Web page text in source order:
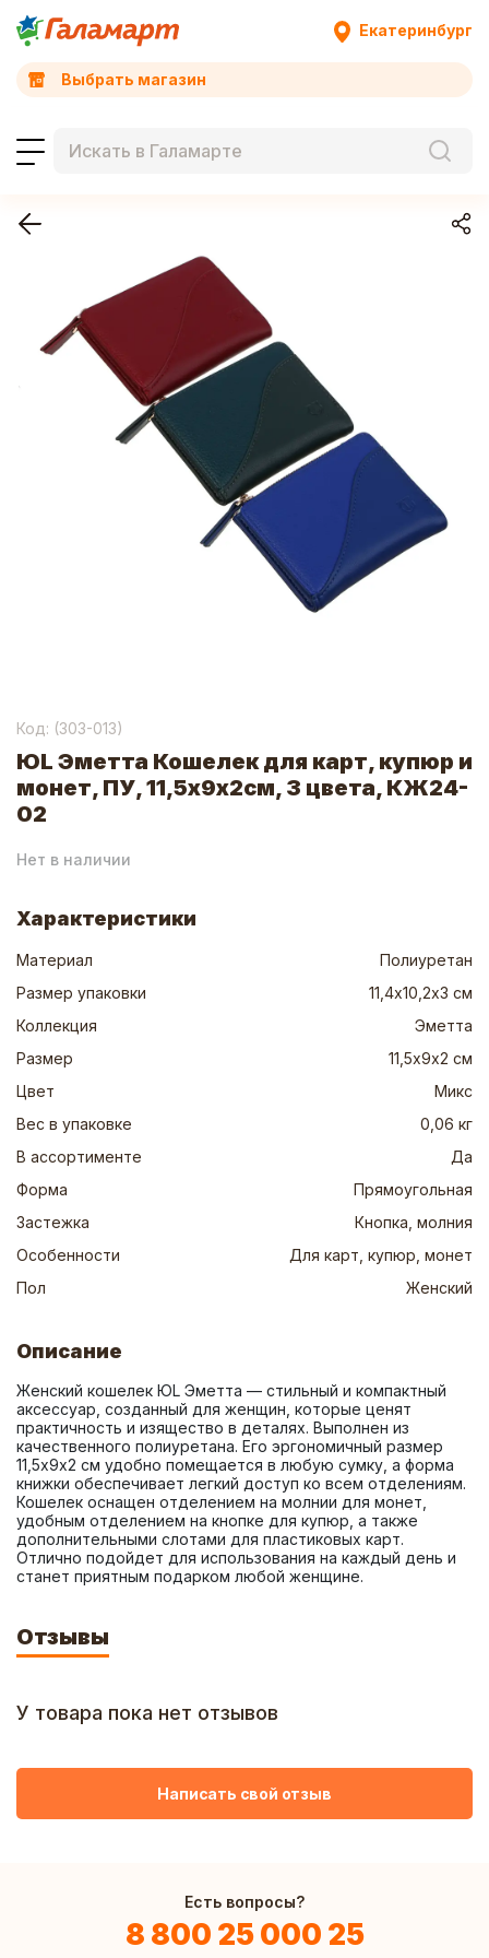
Екатеринбург
Выбрать магазин
Код: (303-013)
ЮL Эметта Кошелек для карт, купюр и
монет, ПУ, 11,5х9х2см, 3 цвета, КЖ24-
02
Нет в наличии
Характеристики
Материал
Полиуретан
Размер упаковки
11,4х10,2х3 см
Коллекция
Эметта
Размер
11,5х9х2 см
Цвет
Микс
Вес в упаковке
0,06 кг
В ассортименте
Да
Форма
Прямоугольная
Застежка
Кнопка, молния
Особенности
Для карт, купюр, монет
Пол
Женский
Описание
Женский кошелек ЮL Эметта — стильный и компактный
аксессуар, созданный для женщин, которые ценят
практичность и изящество в деталях. Выполнен из
качественного полиуретана. Его эргономичный размер
11,5х9х2 см удобно помещается в любую сумку, а форма
книжки обеспечивает легкий доступ ко всем отделениям.
Кошелек оснащен отделением на молнии для монет,
удобным отделением на кнопке для купюр, а также
дополнительными слотами для пластиковых карт.
Отлично подойдет для использования на каждый день и
станет приятным подарком любой женщине.
Отзывы
У товара пока нет отзывов
Написать свой отзыв
Есть вопросы?
8 800 25 000 25